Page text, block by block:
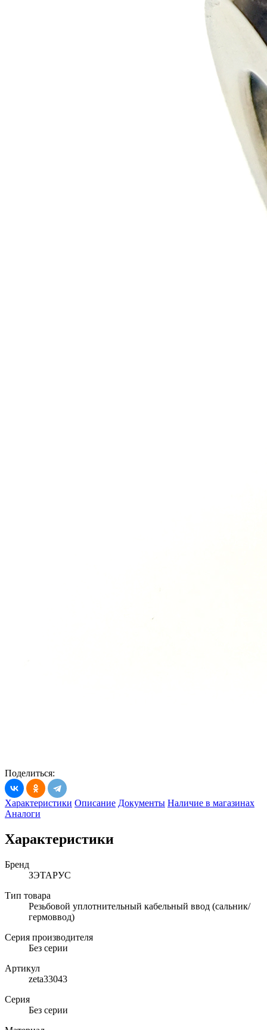
Поделиться:
Характеристики Описание Документы Наличие в магазинах
Аналоги
Характеристики
Бренд
ЗЭТАРУС
Тип товара
Резьбовой уплотнительный кабельный ввод (сальник/
гермоввод)
Серия производителя
Без серии
Артикул
zeta33043
Серия
Без серии